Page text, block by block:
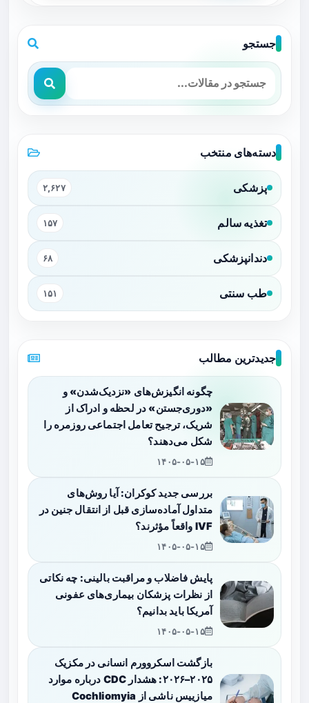
جستجو
دسته‌های منتخب
پزشکی ۲,۶۲۷
تغذیه سالم ۱۵۷
دندانپزشکی ۶۸
طب سنتی ۱۵۱
جدیدترین مطالب
چگونه انگیزش‌های «نزدیک‌شدن» و
«دوری‌جستن» در لحظه و ادراک از
شریک، ترجیح تعامل اجتماعی روزمره را
شکل می‌دهند؟
۱۴۰۵-۰۵-۱۵
بررسی جدید کوکران: آیا روش‌های
متداول آماده‌سازی قبل از انتقال جنین در
IVF واقعاً مؤثرند؟
۱۴۰۵-۰۵-۱۵
پایش فاضلاب و مراقبت بالینی: چه نکاتی
از نظرات پزشکان بیماری‌های عفونی
آمریکا باید بدانیم؟
۱۴۰۵-۰۵-۱۵
بازگشت اسکروورم انسانی در مکزیک
۲۰۲۵–۲۰۲۶: هشدار CDC درباره موارد
میازییس ناشی از Cochliomyia